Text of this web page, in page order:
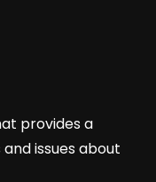
provides a
issues about